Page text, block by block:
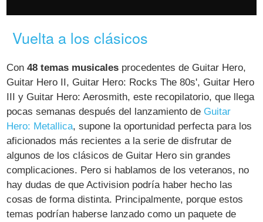
Vuelta a los clásicos
Con48 temas musicales procedentes de Guitar Hero,
Guitar Hero II, Guitar Hero: Rocks The 80s', Guitar Hero
III y Guitar Hero: Aerosmith, este recopilatorio, que llega
pocas semanas después del lanzamiento de Guitar
Hero: Metallica, supone la oportunidad perfecta para los
aficionados más recientes a la serie de disfrutar de
algunos de los clásicos de Guitar Hero sin grandes
complicaciones. Pero si hablamos de los veteranos, no
hay dudas de que Activision podría haber hecho las
cosas de forma distinta. Principalmente, porque estos
temas podrían haberse lanzado como un paquete de